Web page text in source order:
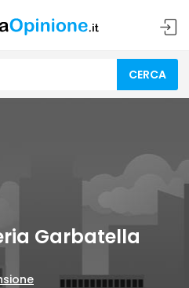
CERCA
Garbatella